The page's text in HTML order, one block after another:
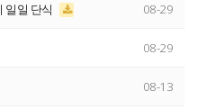
일일 단식 08-29
08-29
08-13